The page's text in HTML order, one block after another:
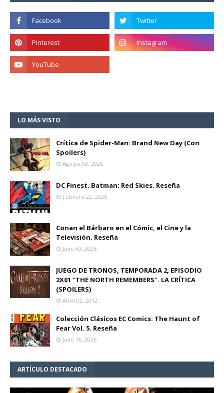
LO MÁS VISTO
Crítica de Spider-Man: Brand New Day (Con
Spoilers)
Agosto 03, 2026
DC Finest. Batman: Red Skies. Reseña
Febrero 22, 2026
Conan el Bárbaro en el Cómic, el Cine y la
Televisión. Reseña
Julio 30, 2026
JUEGO DE TRONOS, TEMPORADA 2, EPISODIO
2X01 "THE NORTH REMEMBERS". LA CRÍTICA
(SPOILERS)
Abril 02, 2012
Colección Clásicos EC Comics: The Haunt of
Fear Vol. 5. Reseña
Julio 16, 2026
ARTÍCULO DESTACADO